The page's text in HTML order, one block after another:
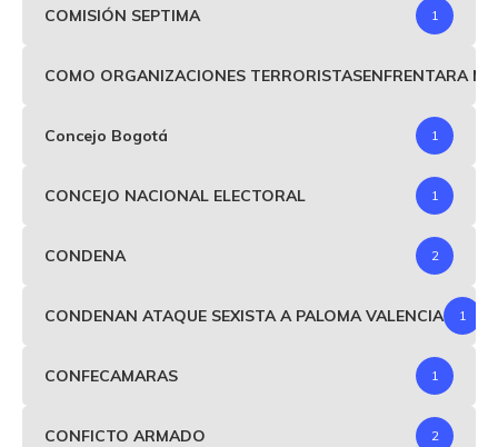
COMISIÓN SEPTIMA 1
COMO ORGANIZACIONES TERRORISTASENFRENTARA
Concejo Bogotá 1
CONCEJO NACIONAL ELECTORAL 1
CONDENA 2
CONDENAN ATAQUE SEXISTA A PALOMA VALENCIA 1
CONFECAMARAS 1
CONFICTO ARMADO 2